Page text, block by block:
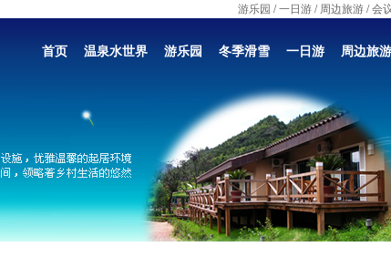
游乐园 /一日游 / 周边旅游 /会
首页 温泉水世界 游乐园 冬季滑雪 一日游 周边旅游